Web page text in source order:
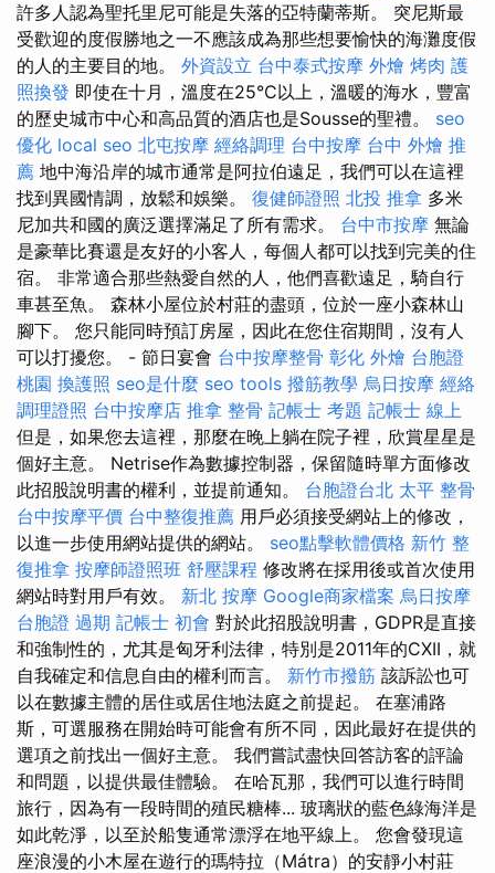
許多人認為聖托里尼可能是失落的亞特蘭蒂斯。 突尼斯最
受歡迎的度假勝地之一不應該成為那些想要愉快的海灘度假
的人的主要目的地。 外資設立 台中泰式按摩 外燴 烤肉 護
照換發 即使在十月，溫度在25°C以上，溫暖的海水，豐富
的歷史城市中心和高品質的酒店也是Sousse的聖禮。 seo
優化 local seo 北屯按摩 經絡調理 台中按摩 台中 外燴 推
薦 地中海沿岸的城市通常是阿拉伯遠足，我們可以在這裡
找到異國情調，放鬆和娛樂。 復健師證照 北投 推拿 多米
尼加共和國的廣泛選擇滿足了所有需求。 台中市按摩 無論
是豪華比賽還是友好的小客人，每個人都可以找到完美的住
宿。 非常適合那些熱愛自然的人，他們喜歡遠足，騎自行
車甚至魚。 森林小屋位於村莊的盡頭，位於一座小森林山
腳下。 您只能同時預訂房屋，因此在您住宿期間，沒有人
可以打擾您。 - 節日宴會 台中按摩整骨 彰化 外燴 台胞證
桃園 換護照 seo是什麼 seo tools 撥筋教學 烏日按摩 經絡
調理證照 台中按摩店 推拿 整骨 記帳士 考題 記帳士 線上
但是，如果您去這裡，那麼在晚上躺在院子裡，欣賞星星是
個好主意。 Netrise作為數據控制器，保留隨時單方面修改
此招股說明書的權利，並提前通知。 台胞證台北 太平 整骨
台中按摩平價 台中整復推薦 用戶必須接受網站上的修改，
以進一步使用網站提供的網站。 seo點擊軟體價格 新竹 整
復推拿 按摩師證照班 舒壓課程 修改將在採用後或首次使用
網站時對用戶有效。 新北 按摩 Google商家檔案 烏日按摩
台胞證 過期 記帳士 初會 對於此招股說明書，GDPR是直接
和強制性的，尤其是匈牙利法律，特別是2011年的CXII，就
自我確定和信息自由的權利而言。 新竹市撥筋 該訴訟也可
以在數據主體的居住或居住地法庭之前提起。 在塞浦路
斯，可選服務在開始時可能會有所不同，因此最好在提供的
選項之前找出一個好主意。 我們嘗試盡快回答訪客的評論
和問題，以提供最佳體驗。 在哈瓦那，我們可以進行時間
旅行，因為有一段時間的殖民糖棒... 玻璃狀的藍色綠海洋是
如此乾淨，以至於船隻通常漂浮在地平線上。 您會發現這
座浪漫的小木屋在遊行的瑪特拉（Mátra）的安靜小村莊